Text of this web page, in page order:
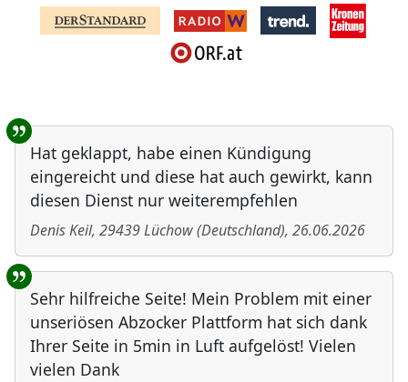
Benutzer-Rückmeldungen
Hat geklappt, habe einen Kündigung
eingereicht und diese hat auch gewirkt, kann
diesen Dienst nur weiterempfehlen
Denis Keil, 29439Lüchow(Deutschland), 26.06.2026
Sehr hilfreiche Seite! Mein Problem mit einer
unseriösen Abzocker Plattform hat sich dank
Ihrer Seite in 5min in Luft aufgelöst! Vielen
vielen Dank